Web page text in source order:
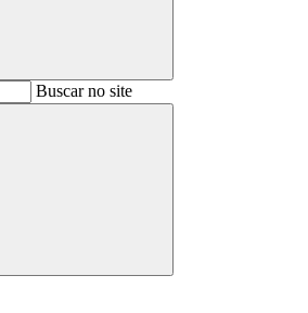
BuscarBuscar no site
Buscar